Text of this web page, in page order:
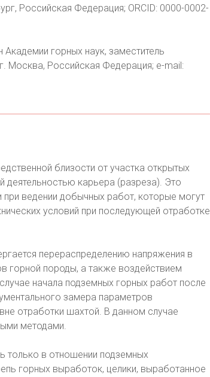
Российская Федерация; ORCID: 0000-0002-
Академии горных наук, заместитель
Москва, Российская Федерация; e-mail:
близости от участка открытых
карьера (разреза). Это
при ведении добычных работ, которые могут
условий при последующей отработке
перераспределению напряжения в
горной породы, а также воздействием
начала подземных горных работ после
замера параметров
отработки шахтой. В данном случае
методами.
только в отношении подземных
горных выработок, целики, выработанное